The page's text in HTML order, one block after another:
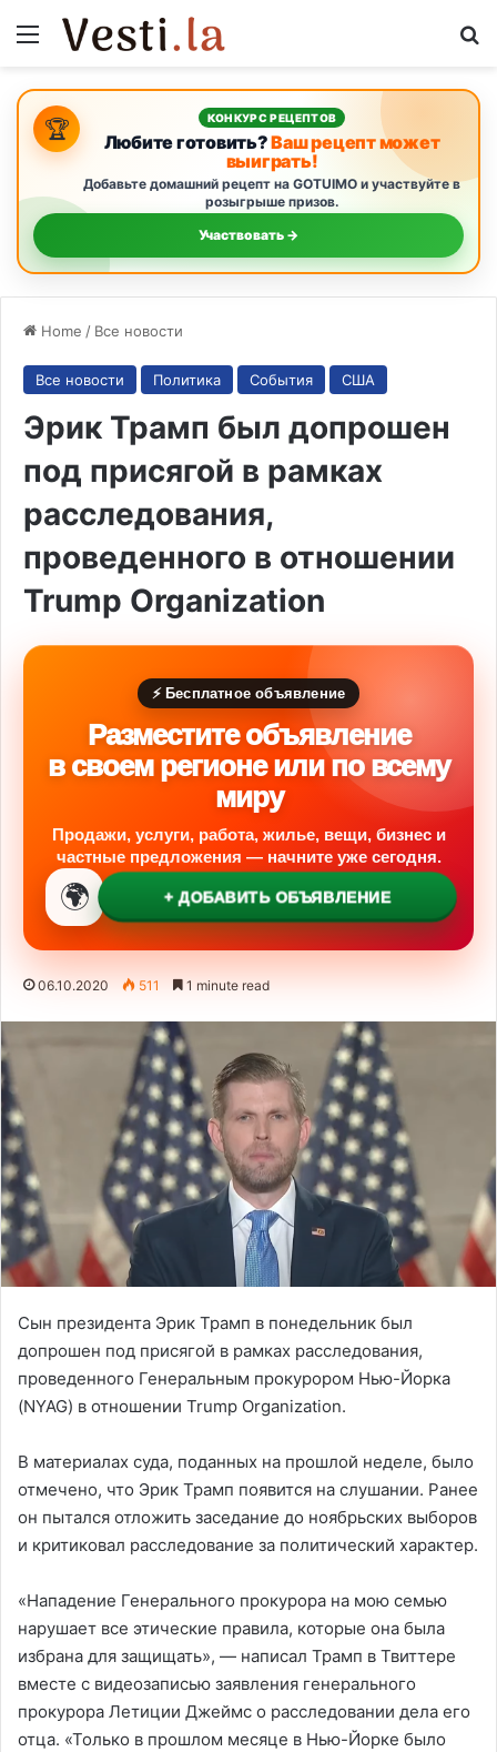
Menu
🏆 КОНКУРС РЕЦЕПТОВ
Любите готовить?Ваш рецепт может
выиграть!
Добавьте домашний рецепт на GOTUIMO и участвуйте в
розыгрыше призов.
Участвовать →
Home / Все новости
Все новости Политика События США
Эрик Трамп был допрошен
под присягой в рамках
расследования,
проведенного в отношении
Trump Organization
⚡ Бесплатное объявление
Разместите объявление
в своем регионе или по всему
миру
Продажи, услуги, работа, жилье, вещи, бизнес и
частные предложения — начните уже сегодня.
🌍 + ДОБАВИТЬ ОБЪЯВЛЕНИЕ
06.10.2020 511 1 minute read
Сын президента Эрик Трамп в понедельник был
допрошен под присягой в рамках расследования,
проведенного Генеральным прокурором Нью-Йорка
(NYAG) в отношении Trump Organization.
В материалах суда, поданных на прошлой неделе, было
отмечено, что Эрик Трамп появится на слушании. Ранее
он пытался отложить заседание до ноябрьских выборов
и критиковал расследование за политический характер.
«Нападение Генерального прокурора на мою семью
нарушает все этические правила, которые она была
избрана для защищать», — написал Трамп в Твиттере
вместе с видеозаписью заявления генерального
прокурора Летиции Джеймс о расследовании дела его
отца. «Только в прошлом месяце в Нью-Йорке было